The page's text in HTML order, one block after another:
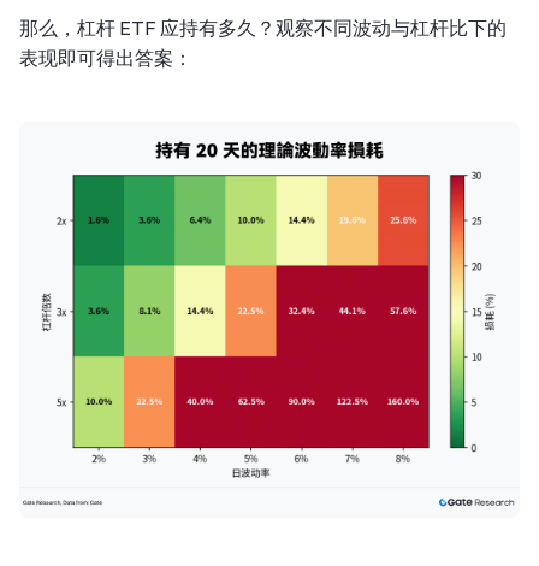
那么，杠杆 ETF 应持有多久？观察不同波动与杠杆比下的
表现即可得出答案：